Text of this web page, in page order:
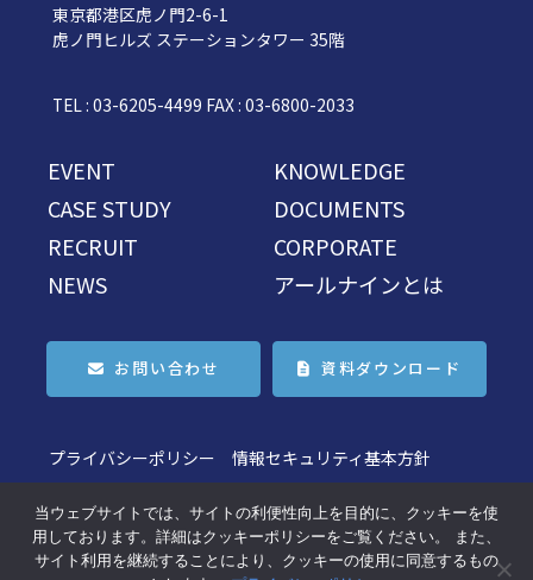
東京都港区虎ノ門2-6-1
虎ノ門ヒルズ ステーションタワー 35階
TEL : 03-6205-4499 FAX : 03-6800-2033
EVENT
KNOWLEDGE
CASE STUDY
DOCUMENTS
RECRUIT
CORPORATE
NEWS
アールナインとは
お問い合わせ 資料ダウンロード
プライバシーポリシー 情報セキュリティ基本方針
「人事ライト」は、株式会社アールナインの登録商標です
当ウェブサイトでは、サイトの利便性向上を目的に、クッキーを使
用しております。詳細はクッキーポリシーをご覧ください。 また、
サイト利用を継続することにより、クッキーの使用に同意するもの